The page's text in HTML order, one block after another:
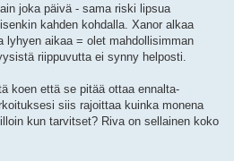
joka päivä - sama riski lipsua
kahden kohdalla. Xanor alkaa
lyhyen aikaa = olet mahdollisimman
riippuvutta ei synny helposti.
koen että se pitää ottaa ennalta-
siis rajoittaa kuinka monena
kun tarvitset? Riva on sellainen koko